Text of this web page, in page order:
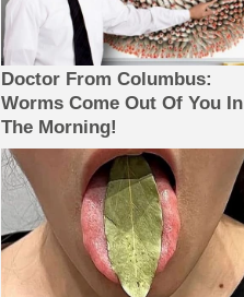
Doctor From Columbus:
Worms Come Out Of You In
The Morning!